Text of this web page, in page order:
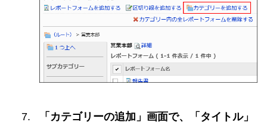
「カテゴリーの追加」画面で、「タイトル」